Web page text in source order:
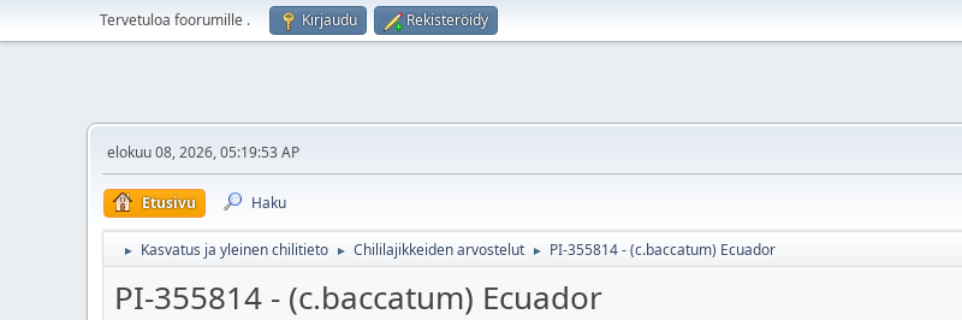
Tervetuloa foorumille . Kirjaudu Rekisteröidy
elokuu 08, 2026, 05:19:53 AP
Etusivu Haku
► Kasvatus ja yleinen chilitieto ► Chililajikkeiden arvostelut ► PI-355814 - (c.baccatum) Ecuador
PI-355814 - (c.baccatum) Ecuador